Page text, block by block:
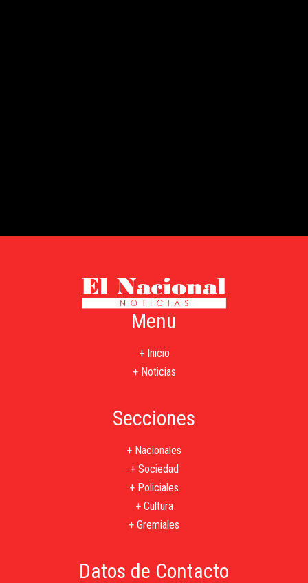
Menu
+ Inicio
+ Noticias
Secciones
+ Nacionales
+ Sociedad
+ Policiales
+ Cultura
+ Gremiales
Datos de Contacto